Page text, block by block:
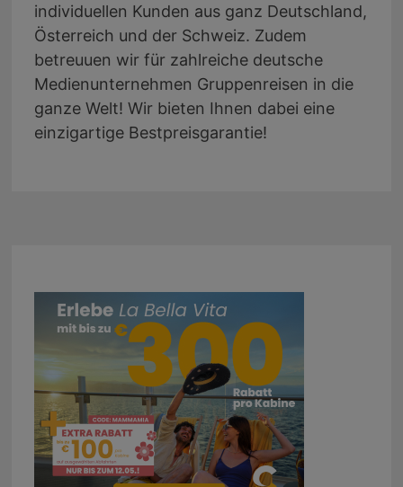
individuellen Kunden aus ganz Deutschland,
Österreich und der Schweiz. Zudem
betreuuen wir für zahlreiche deutsche
Medienunternehmen Gruppenreisen in die
ganze Welt! Wir bieten Ihnen dabei eine
einzigartige Bestpreisgarantie!